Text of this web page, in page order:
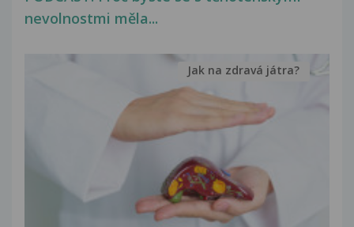
nevolnostmi měla...
Jak na zdravá játra?